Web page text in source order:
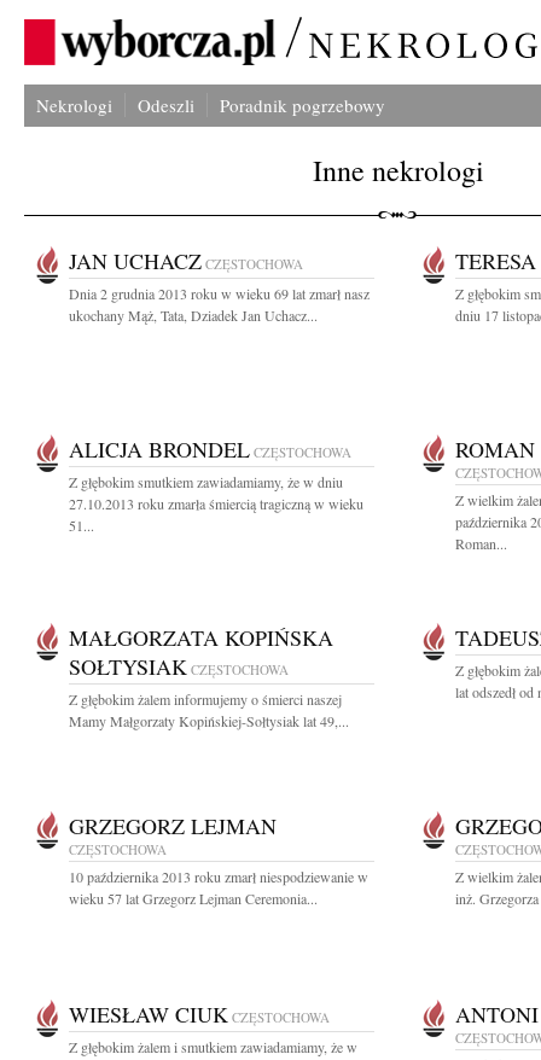
Nekrologi Odeszli Poradnik pogrzebowy
Inne nekrologi
JAN UCHACZ CZĘSTOCHOWA
Dnia 2 grudnia 2013 roku w wieku 69 lat zmarł nasz
ukochany Mąż, Tata, Dziadek Jan Uchacz...
Z głębokim
dniu 17
ALICJA BRONDEL CZĘSTOCHOWA
Z głębokim smutkiem zawiadamiamy, że w dniu
27.10.2013 roku zmarła śmiercią tragiczną w wieku
51...
Z wielkim
października
Roman...
MAŁGORZATA KOPIŃSKA
SOŁTYSIAK CZĘSTOCHOWA
Z głębokim żalem informujemy o śmierci naszej
Mamy Małgorzaty Kopińskiej-Sołtysiak lat 49,...
Z głębokim
lat odszedł od
GRZEGORZ LEJMAN
CZĘSTOCHOWA
10 października 2013 roku zmarł niespodziewanie w
wieku 57 lat Grzegorz Lejman Ceremonia...
Z wielkim
inż.
WIESŁAW CIUK CZĘSTOCHOWA
Z głębokim żalem i smutkiem zawiadamiamy, że w